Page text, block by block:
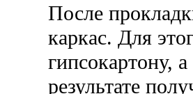
После
каркас. Для
гипсокартону,
результате